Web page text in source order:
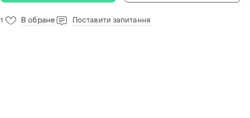
1 В обране Поставити запитання